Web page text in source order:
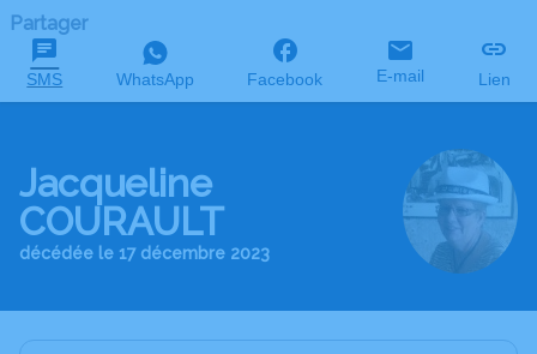
Partager
SMS WhatsApp Facebook E-mail Lien
Jacqueline
COURAULT
décédée le 17 décembre 2023